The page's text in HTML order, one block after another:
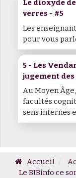
Le dioxyde
verres - #5
Les
pour vous
5 - Les
jugement
Au Moyen
facultés
sens internes
Accueil
Le BIBinfo ce